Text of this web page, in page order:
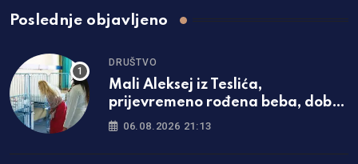
Poslednje objavljeno
DRUŠTVO
Mali Aleksej iz Teslića,
prijevremeno rođena beba, dobio
životnu bitku na UKC-u Srpske
06.08.2026 21:13